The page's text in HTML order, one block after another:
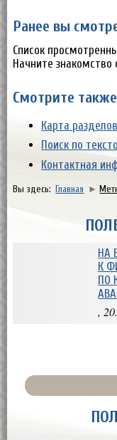
Ранее вы
Список
Начните
Смотрите
Карта
Поиск по
Контактная
Вы здесь:Главная ►
НА
К
ПО
,